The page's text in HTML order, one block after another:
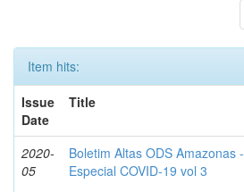
Item hits:
Issue
Date
Title
2020-
05
Boletim Altas ODS Amazonas -
Especial COVID-19 vol 3